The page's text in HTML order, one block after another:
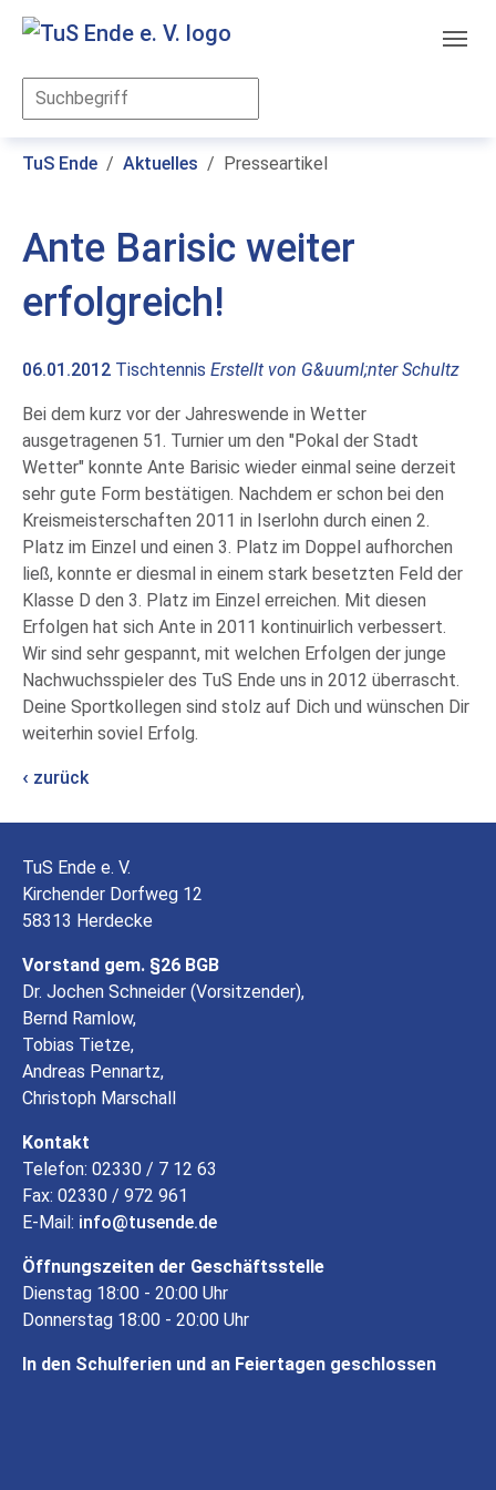
Skip to main content
TuS Ende Aktuelles Presseartikel
Ante Barisic weiter
erfolgreich!
06.01.2012 Tischtennis Erstellt von G&uuml;nter Schultz
Bei dem kurz vor der Jahreswende in Wetter
ausgetragenen 51. Turnier um den "Pokal der Stadt
Wetter" konnte Ante Barisic wieder einmal seine derzeit
sehr gute Form bestätigen. Nachdem er schon bei den
Kreismeisterschaften 2011 in Iserlohn durch einen 2.
Platz im Einzel und einen 3. Platz im Doppel aufhorchen
ließ, konnte er diesmal in einem stark besetzten Feld der
Klasse D den 3. Platz im Einzel erreichen. Mit diesen
Erfolgen hat sich Ante in 2011 kontinuirlich verbessert.
Wir sind sehr gespannt, mit welchen Erfolgen der junge
Nachwuchsspieler des TuS Ende uns in 2012 überrascht.
Deine Sportkollegen sind stolz auf Dich und wünschen Dir
weiterhin soviel Erfolg.
zurück
TuS Ende e. V.
Kirchender Dorfweg 12
58313 Herdecke
Vorstand gem. §26 BGB
Dr. Jochen Schneider (Vorsitzender),
Bernd Ramlow,
Tobias Tietze,
Andreas Pennartz,
Christoph Marschall
Kontakt
Telefon: 02330 / 7 12 63
Fax: 02330 / 972 961
E-Mail: info tusende de
Öffnungszeiten der Geschäftsstelle
Dienstag 18:00 - 20:00 Uhr
Donnerstag 18:00 - 20:00 Uhr
In den Schulferien und an Feiertagen geschlossen